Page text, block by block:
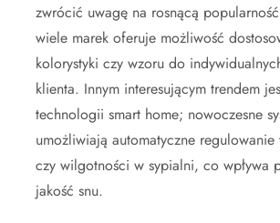
zwrócić uwagę na rosnącą
wiele marek oferuje możliwość
kolorystyki czy wzoru do
klienta. Innym interesującym trendem
technologii smart home; nowoczesne
umożliwiają automatyczne regulowanie
czy wilgotności w sypialni, co wpływa
jakość snu.